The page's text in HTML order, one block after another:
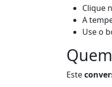
Clique
A
Use o
Este